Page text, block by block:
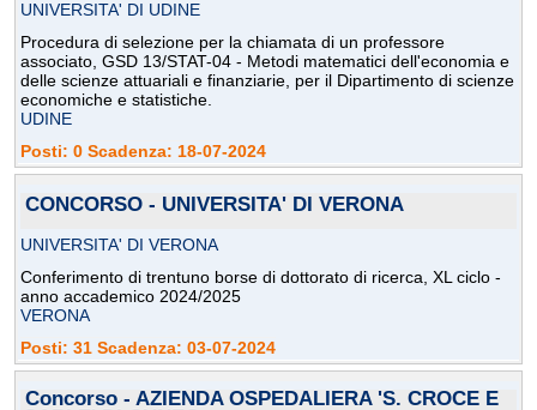
UNIVERSITA' DI UDINE
Procedura di selezione per la chiamata di un professore
associato, GSD 13/STAT-04 - Metodi matematici dell'economia e
delle scienze attuariali e finanziarie, per il Dipartimento di scienze
economiche e statistiche.
UDINE
Posti: 0 Scadenza: 18-07-2024
CONCORSO - UNIVERSITA' DI VERONA
UNIVERSITA' DI VERONA
Conferimento di trentuno borse di dottorato di ricerca, XL ciclo -
anno accademico 2024/2025
VERONA
Posti: 31 Scadenza: 03-07-2024
Concorso - AZIENDA OSPEDALIERA 'S. CROCE E